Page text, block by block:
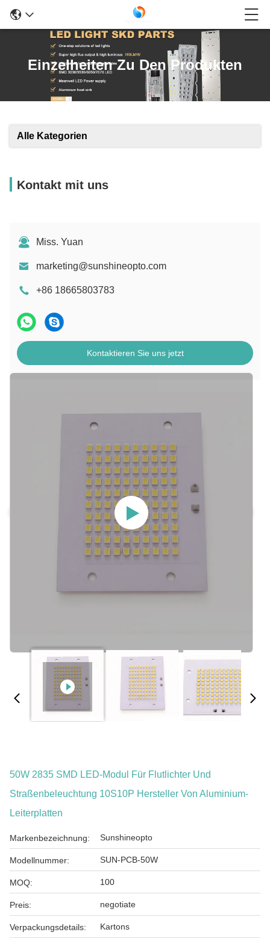
Einzelheiten Zu Den Produkten
Alle Kategorien
Kontakt mit uns
Miss. Yuan
marketing@sunshineopto.com
+86 18665803783
Kontaktieren Sie uns jetzt
50W 2835 SMD LED-Modul Für Flutlichter Und
Straßenbeleuchtung 10S10P Hersteller Von Aluminium-
Leiterplatten
Markenbezeichnung: Sunshineopto
Modellnummer: SUN-PCB-50W
MOQ: 100
Preis: negotiate
Verpackungsdetails: Kartons